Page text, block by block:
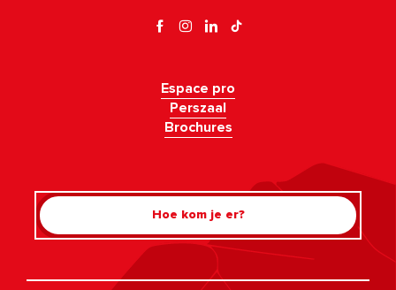
Espace pro
Perszaal
Brochures
Hoe kom je er?